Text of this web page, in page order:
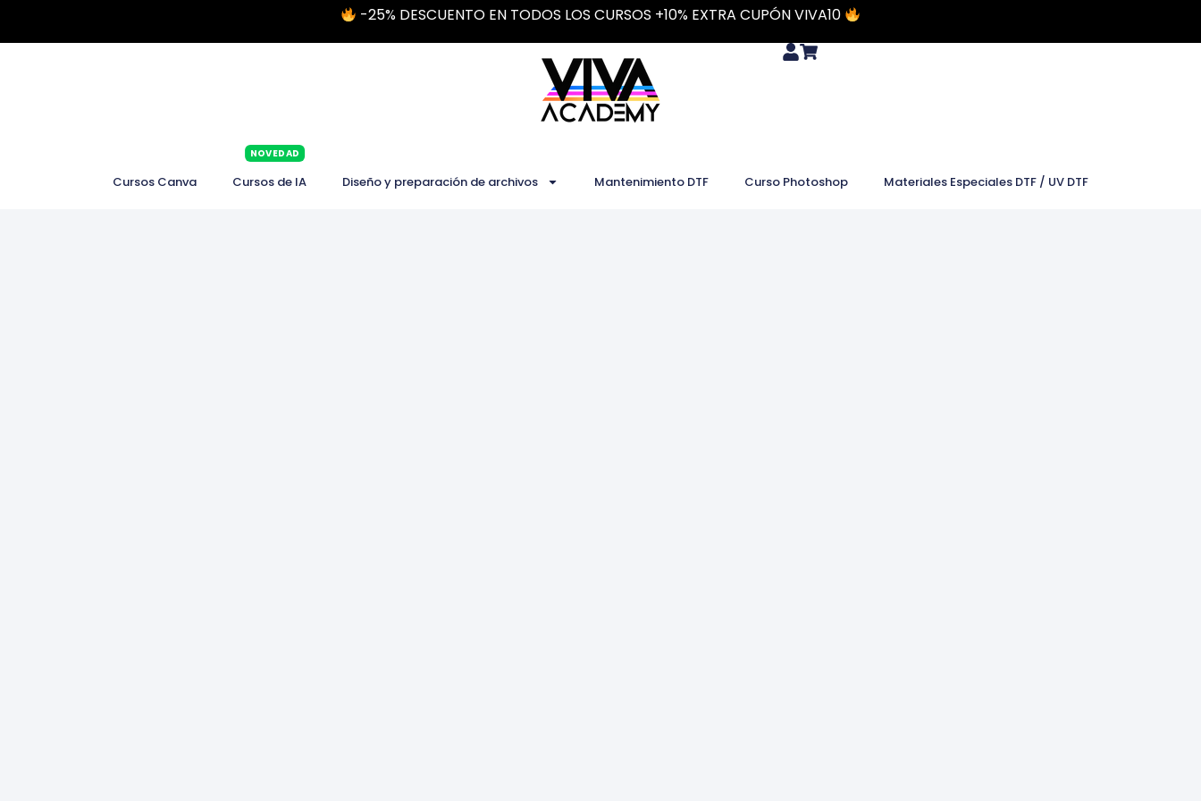
-25% DESCUENTO EN TODOS LOS CURSOS +10% EXTRA CUPÓN VIVA10
Cursos Canva Cursos de IA
NOVEDAD
Diseño y preparación de archivos Mantenimiento DTF Curso Photoshop Materiales Especiales DTF / UV DTF